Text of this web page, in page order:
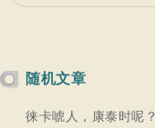
随机文章
徕卡唬人，康泰时呢？